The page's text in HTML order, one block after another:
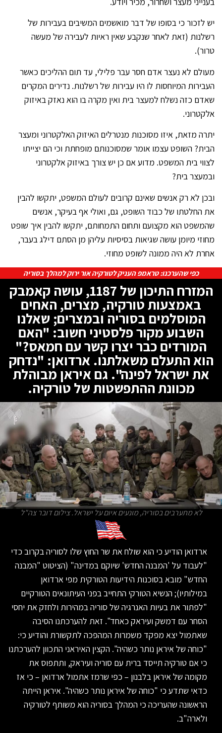
יש לזכור כי בסופו של דבר מואשמים המשיבים בעבירות של
רשלנות (זאת לאחר שנקבע שאין ראיות לעבירה של מעשה
טרור).
מעולם לא נעצר אדם חסר עבר פלילי, עד תום ההליכים כאשר
העבירות המיוחסות לו היו עבירות של רשלנות. נדירים המקרים
שאדם כזה נשלח למעצר בית ואין מקרה בו הוא נאזק באיזוק
אלקטרוני.
יתרה מזאת, איזו מסוכנות מנטרלים האיזוק האלקטרוני ומעצר
הבית? השופט עצמו אומר שמסוכנותם מופחתת וכי הם יצייתו
לצווי בית המשפט. מדוע אם כן יש צורך באיזוק אלקטרוני
ובמעצר בית?
ובכן לא רק אנשים שאינם קרובים לעולם המשפט, יתקשו להבין
את החלטתו של כבוד השופט, גם, ואולי אף בעיקר, אנשים
שהמשפט הוא מקצועם ותחום התמחותם, יתקשו להבין איך שופט
מחוזי מיומן עושה שגיאות בסיסיות עליהן מן הסתם דילג בעבר,
אחרת לא היה ממונה לשופט מחוזי.
כפי שהערכנו: טראמפ העניק לטורקיה אור ירוק למהלך בסוריה
המזרח התיכון של 1187, עושה קאמבק
באמצעות טורקיה, מצרים, האחים
המוסלמים בסוריה ובמצרים; שאלנו
השבוע מקור פלסטיני חשוב: "האם
המורדים כבר יצרו קשר עם חמאס?"
הוא התעלם משאלתנו. ארדואן: "נדחק
את ישראל לפינה". גם איראן מבוהלת
מכוונת ההתפשטות של טורקיה.
לא מתערבים בסוריה, מונעים איום על ישראל. צילום דובר צה"ל
ארדואן הודיע כי הוא שולח את שר החוץ שלו לסוריה בקרוב כדי
"לעבוד על 'המבנה החדש' שיוקם במדינה" (הציטוט "המבנה
החדש" מובא בסוכנות הידיעות הטורקית מפי ארדואן
במילותיו); הנשיא הטורקי התחייב בפני העיתונאים הטורקיים
"לפתור את בעיות האנרגיה של סוריה במהירות ולחזק את יחסי
הסחר עם דמשק ועיראק כאחד". זאת להערכתנו הסיבה
שאתמול יצא מפקד משמרות המהפכה לתקשורת והודיע כי:
"כוחה של איראן נותר כשהיה". הקצין האיראני התכוון להערכתנו
כי אם טורקיה תייסד ברית עם סוריה ועיראק, ותתפוס את
מקומה של איראן בלבנון – כפי שרמז אתמול ארדואן – כי אז
כדאי שתדע כי "כוחה של איראן נותר כשהיה". איראן הייתה
הראשונה שהעריכה כי המהלך בסוריה הוא משותף לטורקיה
ולארה"ב.